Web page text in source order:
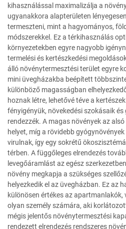
kihasználással maximalizálja a
ugyanakkora alapterületen
termeszteni, mint a hagyományos,
módszerekkel. Ez a térkihasználás
környezetekben egyre nagyobb
termelési és kertészkedési
álló növénytermesztési terület egyre
mini üvegházakba beépített
különböző magasságban
hoznak létre, lehetővé téve a
fényigényük, növekedési szokásaik
rendezzék. A magas növények az
helyet, míg a rövidebb
virulnak, így egy sokrétű
térben. A függőleges elrendezés
levegőáramlást az egész
növény megkapja a szükséges
helyezkedik el az üvegházban. Ez az
különösen értékes az apartmanlakók,
olyan személy számára, aki
mégis jelentős növénytermesztési
rendezett elrendezés rendszeres